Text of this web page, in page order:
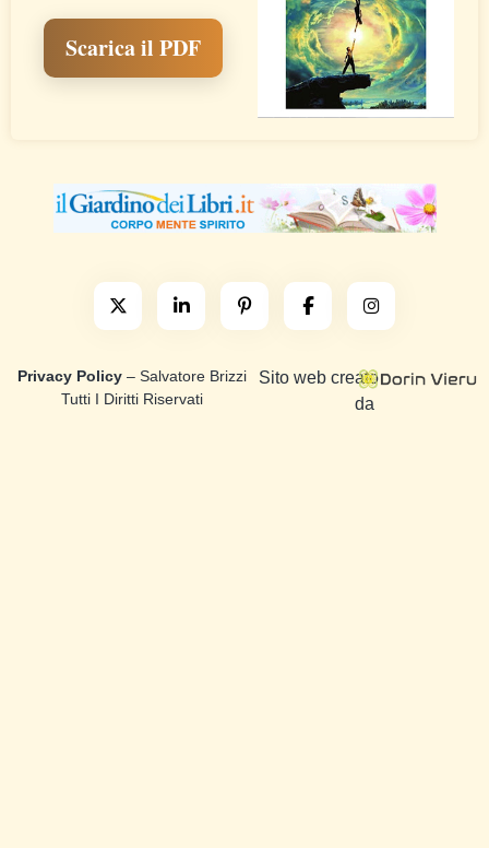
Scarica il PDF
Privacy Policy– Salvatore Brizzi
Tutti I Diritti Riservati
Sito web creato
da